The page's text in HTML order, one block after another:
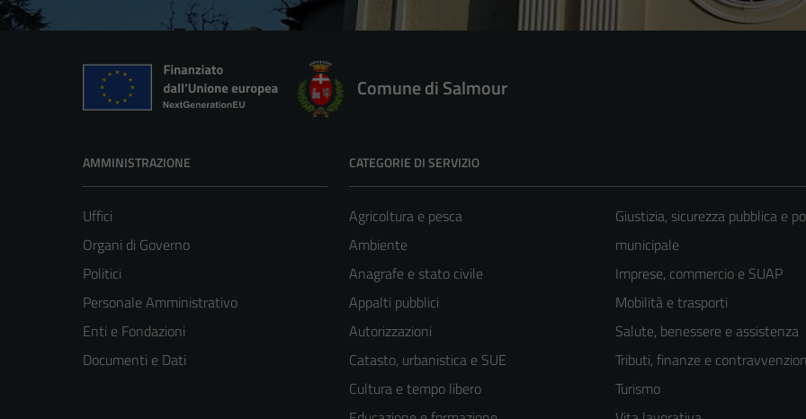
Comune di Salmour
AMMINISTRAZIONE
Uffici
Organi di Governo
Politici
Personale Amministrativo
Enti e Fondazioni
Documenti e Dati
CATEGORIE DI SERVIZIO
Agricoltura e pesca
Ambiente
Anagrafe e stato civile
Appalti pubblici
Autorizzazioni
Catasto, urbanistica e SUE
Cultura e tempo libero
Giustizia, sicurezza pubblica e
municipale
Imprese, commercio e SUAP
Mobilità e trasporti
Salute, benessere e assistenza
Tributi, finanze e
Turismo